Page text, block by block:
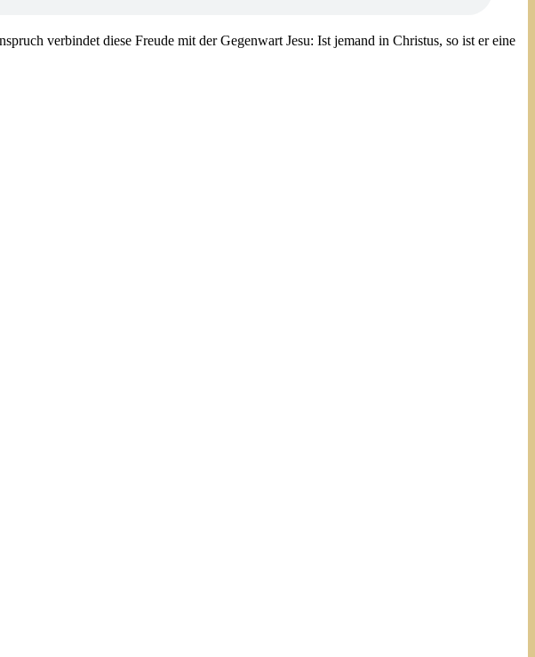
verbindet diese Freude mit der Gegenwart Jesu: Ist jemand in Christus, so ist er eine